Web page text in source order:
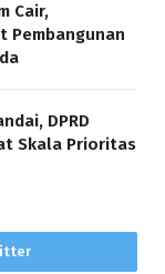
Cair,
Pembangunan
DPRD
Skala Prioritas